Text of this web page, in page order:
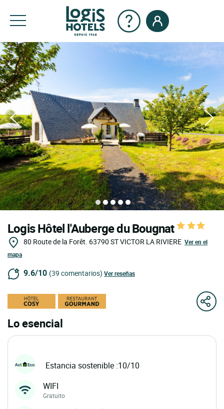
Logis Hôtel l'Auberge du Bougnat
80 Route de la Forêt. 63790 ST VICTOR LA RIVIERE Ver en el
mapa
9.6/10 (39 comentarios) Ver reseñas
Lo esencial
Estancia sostenible :10/10
WIFI
Gratuito